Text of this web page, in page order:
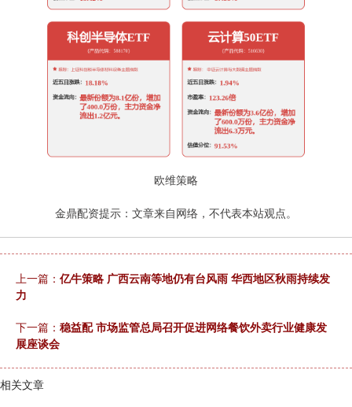
欧维策略
金鼎配资提示：文章来自网络，不代表本站观点。
上一篇： 亿牛策略 广西云南等地仍有台风雨 华西地区秋雨持续发
力
下一篇： 稳益配 市场监管总局召开促进网络餐饮外卖行业健康发
展座谈会
相关文章